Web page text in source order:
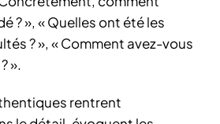
? », « Quelles ont été les
? », « Comment avez-vous
».
rentrent